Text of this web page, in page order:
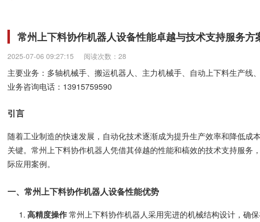
常州上下料协作机器人设备性能卓越与技术支持服务方
2025-07-06 09:27:15 阅读次数：28
主要业务：多轴机械手、搬运机器人、主力机械手、自动上下料生产线
业务咨询电话： 13915759590
引言
随着工业制造的快速发展，自动化技术逐渐成为提升生产效率和降低
关键。常州上下料协作机器人凭借其倬越的性能和槁效的技术支持服
际应用案例。
一、常州上下料协作机器人设备性能优势
高精度操作常州上下料协作机器人采用宪进的机械结构设计，确